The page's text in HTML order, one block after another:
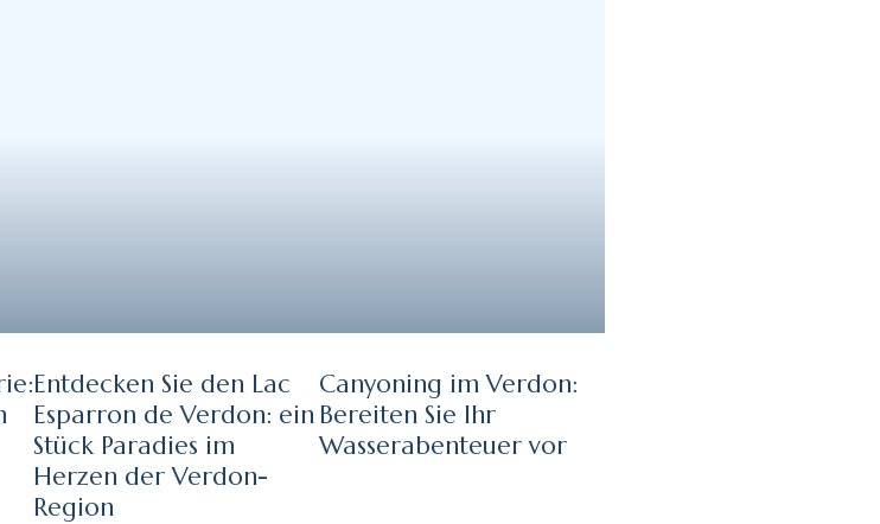
Entdecken Sie den Lac
Esparron de Verdon: ein
Stück Paradies im
Herzen der Verdon-
Region
Canyoning im Verdon:
Bereiten Sie Ihr
Wasserabenteuer vor